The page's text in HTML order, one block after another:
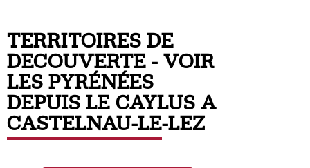
TERRITOIRES DE
DECOUVERTE - VOIR
LES PYRÉNÉES
DEPUIS LE CAYLUS A
CASTELNAU-LE-LEZ